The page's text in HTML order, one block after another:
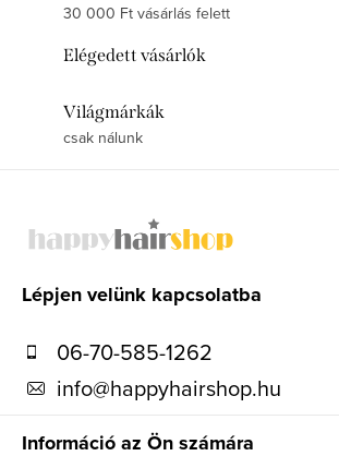
30 000 Ft vásárlás felett
Elégedett vásárlók
Világmárkák
csak nálunk
Lépjen velünk kapcsolatba
06-70-585-1262
info@happyhairshop.hu
Információ az Ön számára